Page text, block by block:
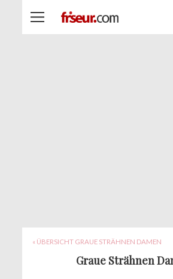
« ÜBERSICHT GRAUE STRÄHNEN DAMEN
Graue Strähnen